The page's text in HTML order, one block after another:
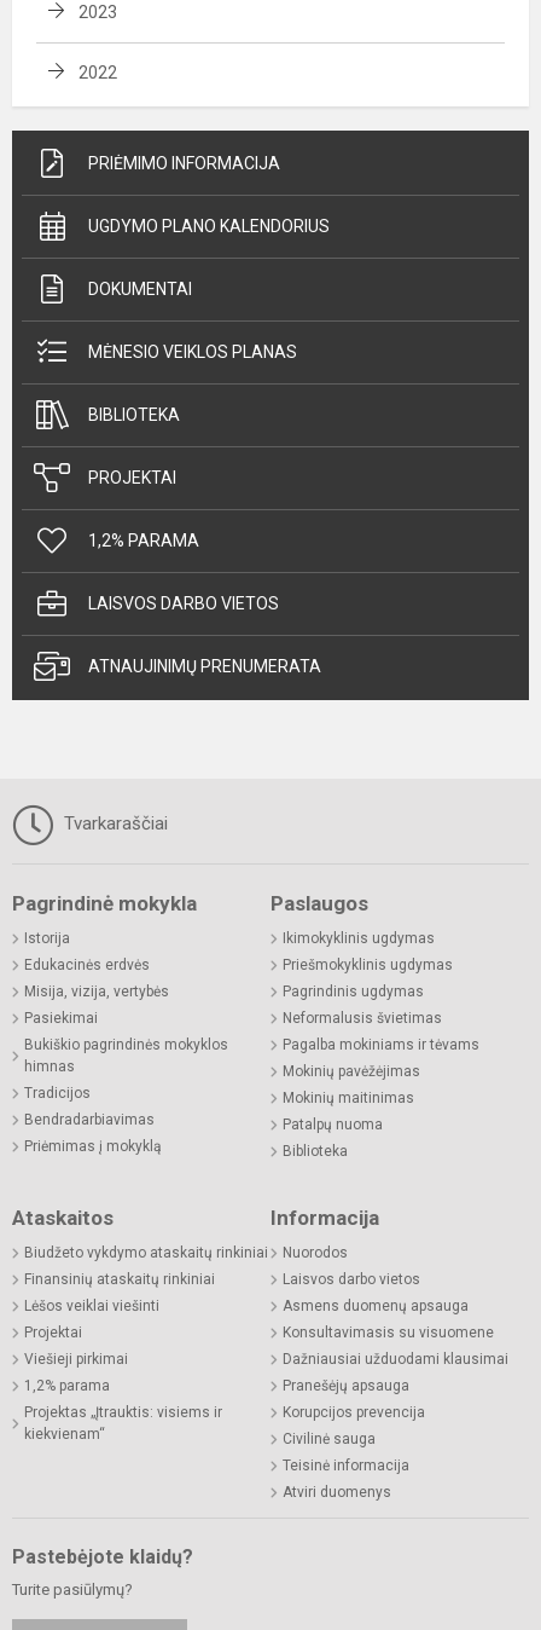
2023
2022
PRIĖMIMO INFORMACIJA
UGDYMO PLANO KALENDORIUS
DOKUMENTAI
MĖNESIO VEIKLOS PLANAS
BIBLIOTEKA
PROJEKTAI
1,2% PARAMA
LAISVOS DARBO VIETOS
ATNAUJINIMŲ PRENUMERATA
Tvarkaraščiai
Pagrindinė mokykla
Istorija
Edukacinės erdvės
Misija, vizija, vertybės
Pasiekimai
Bukiškio pagrindinės mokyklos
himnas
Tradicijos
Bendradarbiavimas
Priėmimas į mokyklą
Paslaugos
Ikimokyklinis ugdymas
Priešmokyklinis ugdymas
Pagrindinis ugdymas
Neformalusis švietimas
Pagalba mokiniams ir tėvams
Mokinių pavėžėjimas
Mokinių maitinimas
Patalpų nuoma
Biblioteka
Ataskaitos
Biudžeto vykdymo ataskaitų rinkiniai
Finansinių ataskaitų rinkiniai
Lėšos veiklai viešinti
Projektai
Viešieji pirkimai
1,2% parama
Projektas „Įtrauktis: visiems ir
kiekvienam“
Informacija
Nuorodos
Laisvos darbo vietos
Asmens duomenų apsauga
Konsultavimasis su visuomene
Dažniausiai užduodami klausimai
Pranešėjų apsauga
Korupcijos prevencija
Civilinė sauga
Teisinė informacija
Atviri duomenys
Pastebėjote klaidų?
Turite pasiūlymų?